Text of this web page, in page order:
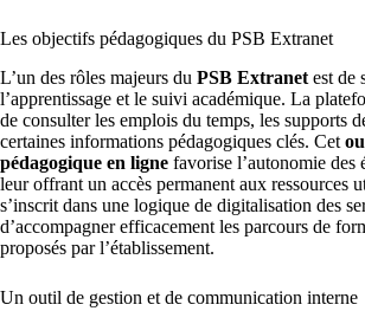
Les objectifs pédagogiques du PSB Extranet
L’un des rôles majeurs du PSB Extranet est de
l’apprentissage et le suivi académique. La
de consulter les emplois du temps, les supports
certaines informations pédagogiques clés. Cet
pédagogique en ligne favorise l’autonomie des
leur offrant un accès permanent aux ressources
s’inscrit dans une logique de digitalisation des
d’accompagner efficacement les parcours de
proposés par l’établissement.
Un outil de gestion et de communication interne